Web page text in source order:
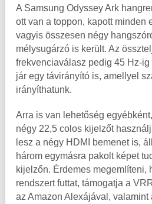
A Samsung Odyssey Ark
ott van a toppon, kapott minden
vagyis összesen négy
mélysugárzó is került. Az
frekvenciaválasz pedig 45 Hz-ig
jár egy távirányító is, amellyel
irányíthatunk.
Arra is van lehetőség
négy 22,5 colos kijelzőt
lesz a négy HDMI bemenet is,
három egymásra pakolt képet
kijelzőn. Érdemes megemlíteni,
rendszert futtat, támogatja a
az Amazon Alexájával, valamint